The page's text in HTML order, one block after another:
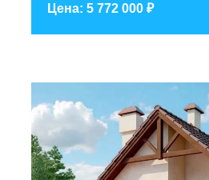
Цена: 5 772 000 ₽